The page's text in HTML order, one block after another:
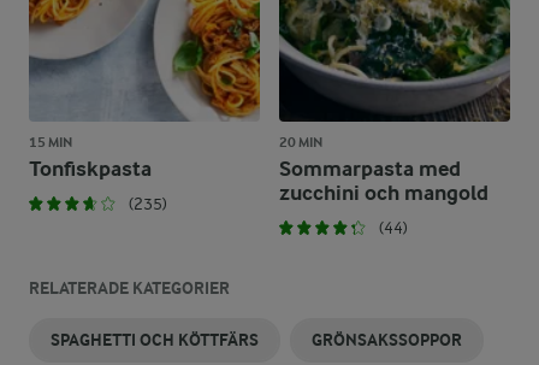
15 MIN
Tonfiskpasta
(235)
20 MIN
Sommarpasta med
zucchini och mangold
(44)
RELATERADE KATEGORIER
SPAGHETTI OCH KÖTTFÄRS GRÖNSAKSSOPPOR